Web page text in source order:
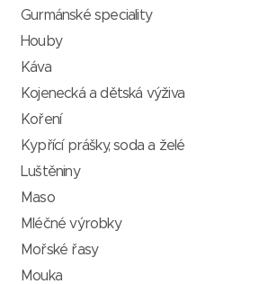
Gurmánské speciality
Houby
Káva
Kojenecká a dětská výživa
Koření
Kypřící prášky, soda a želé
Luštěniny
Maso
Mléčné výrobky
Mořské řasy
Mouka